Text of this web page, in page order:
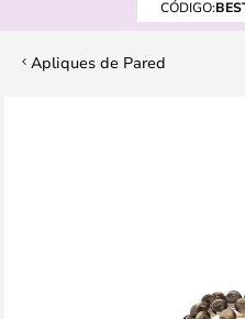
CÓDIGO:
Apliques de Pared